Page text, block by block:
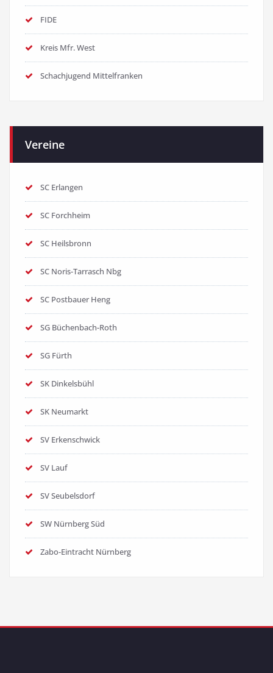
FIDE
Kreis Mfr. West
Schachjugend Mittelfranken
Vereine
SC Erlangen
SC Forchheim
SC Heilsbronn
SC Noris-Tarrasch Nbg
SC Postbauer Heng
SG Büchenbach-Roth
SG Fürth
SK Dinkelsbühl
SK Neumarkt
SV Erkenschwick
SV Lauf
SV Seubelsdorf
SW Nürnberg Süd
Zabo-Eintracht Nürnberg